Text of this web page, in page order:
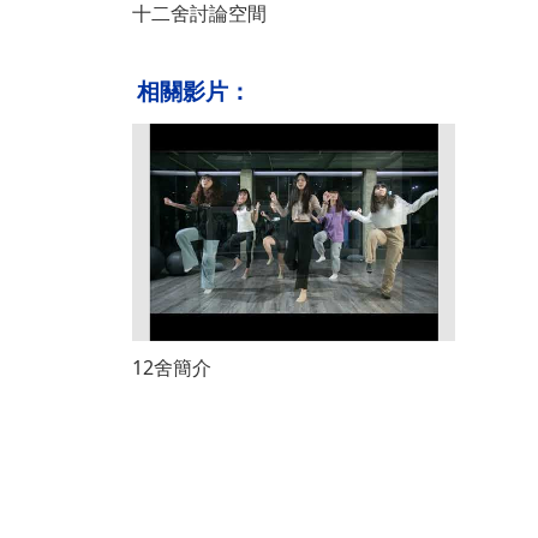
十二舍討論空間
相關影片：
12舍簡介